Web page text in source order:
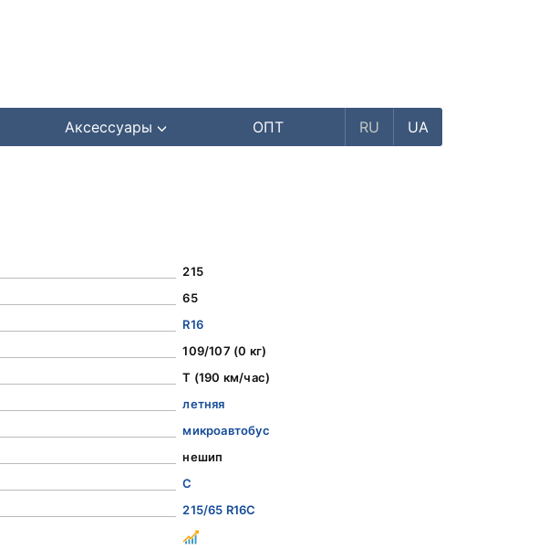
Аксессуары ОПТ RU UA
215
65
R16
109/107 (0 кг)
T (190 км/час)
летняя
микроавтобус
нешип
C
215/65 R16C